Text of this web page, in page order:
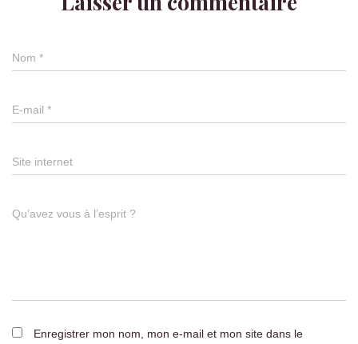
Nom *
E-mail *
Site internet
Qu’avez vous à l’esprit ?
Enregistrer mon nom, mon e-mail et mon site dans le